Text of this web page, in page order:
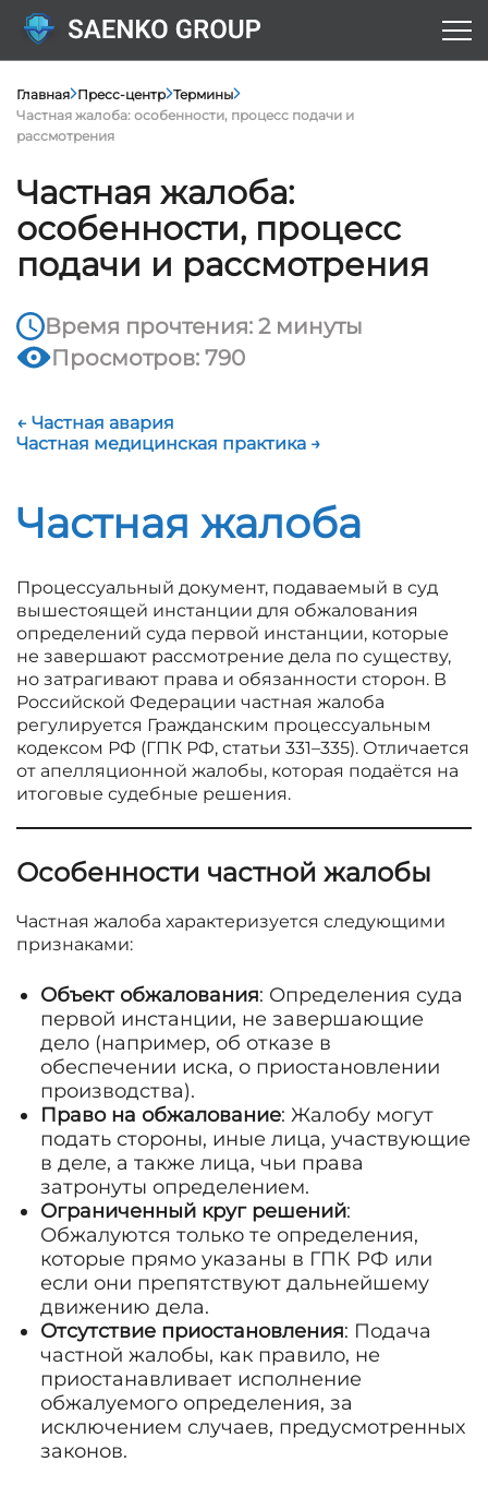
Главная Пресс-центр Термины
Частная жалоба: особенности, процесс подачи и
рассмотрения
Частная жалоба:
особенности, процесс
подачи и рассмотрения
Время прочтения: 2 минуты
Просмотров: 790
← Частная авария
Частная медицинская практика →
Частная жалоба
Процессуальный документ, подаваемый в суд
вышестоящей инстанции для обжалования
определений суда первой инстанции, которые
не завершают рассмотрение дела по существу,
но затрагивают права и обязанности сторон. В
Российской Федерации частная жалоба
регулируется Гражданским процессуальным
кодексом РФ (ГПК РФ, статьи 331–335). Отличается
от апелляционной жалобы, которая подаётся на
итоговые судебные решения.
Особенности частной жалобы
Частная жалоба характеризуется следующими
признаками:
Объект обжалования: Определения суда
первой инстанции, не завершающие
дело (например, об отказе в
обеспечении иска, о приостановлении
производства).
Право на обжалование: Жалобу могут
подать стороны, иные лица, участвующие
в деле, а также лица, чьи права
затронуты определением.
Ограниченный круг решений:
Обжалуются только те определения,
которые прямо указаны в ГПК РФ или
если они препятствуют дальнейшему
движению дела.
Отсутствие приостановления: Подача
частной жалобы, как правило, не
приостанавливает исполнение
обжалуемого определения, за
исключением случаев, предусмотренных
законов.